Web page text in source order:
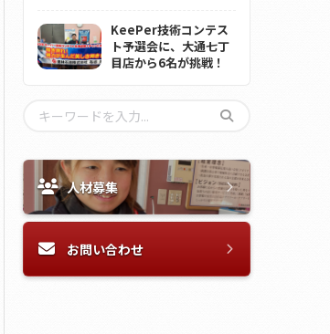
KeePer技術コンテス
ト予選会に、大通七丁
目店から6名が挑戦！
人材募集
お問い合わせ